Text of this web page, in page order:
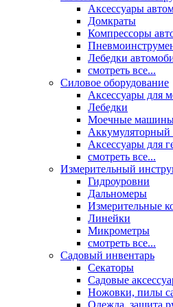
Аксессуары
Домкраты
Компрессоры
Лебедки
смотреть все...
Силовое оборудование
Аксессуары для
Лебедки
Моечные машины
Аккумуляторный
Аксессуары для
смотреть все...
Измерительный
Гидроуровни
Дальномеры
Измерительные
Линейки
Микрометры
смотреть все...
Садовый инвентарь
Секаторы
Садовые
Ножовки, пилы
Одежда, защита